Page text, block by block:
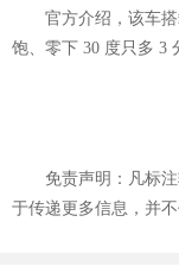
官方介绍，该车
饱、零下 30 度只多 3
免责声明：凡标
于传递更多信息，并